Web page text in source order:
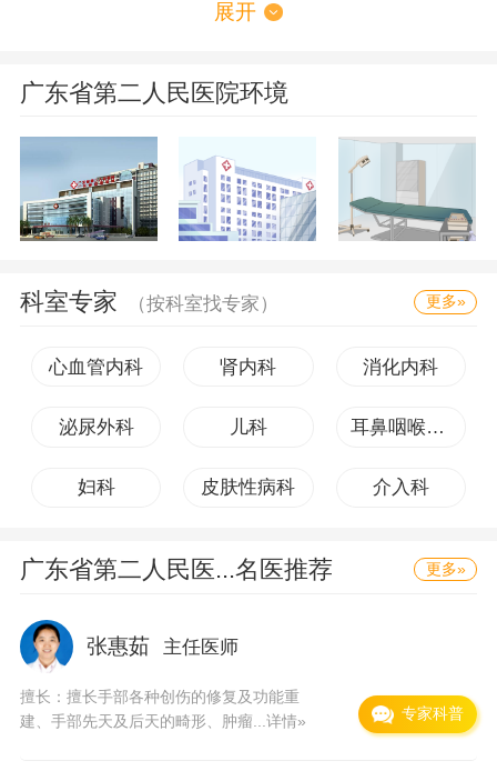
院拥有一批价值2亿元的高新尖医疗设备，包括
CR、高能电子直线加速器、高强度聚焦超声肿
瘤治疗系统（HIFU）、ECT、高压氧舱、全自
动血液生化仪、彩色多普勒超声诊断仪、血液透
析机、全套外科腹腔镜及内窥镜系统等。病房拥
东省突发公共卫生事件应急医疗任务的应急后备
区，也将于2007年6月动工兴建。广东省第二人
展。在肿瘤治疗方面，开展了三维适形放疗、立
体定向放射治疗、近距离治疗、全身照射、半束
疗全身各部位适合放疗的各类恶性肿瘤；肾移植
列；创伤外科在断指再植，尤其是复杂特殊类型
断肢（指）再植、多指完全离断再植、肢（指）
体多平面离断再植、小儿断指再植达到国内先进
展开
广东省第二人民医院环境
科室专家 （按科室找专家） 更多»
心血管内科 肾内科 消化内科
泌尿外科 儿科 耳鼻咽喉头颈外科
妇科 皮肤性病科 介入科
广东省第二人民医...名医推荐 更多»
张惠茹 主任医师
擅长：擅长手部各种创伤的修复及功能重
建、手部先天及后天的畸形、肿瘤... 详情» 专家科普